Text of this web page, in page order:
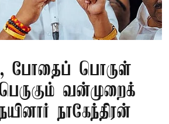
போதைப் பொருள்
வன்முறைக்
நாகேந்திரன்